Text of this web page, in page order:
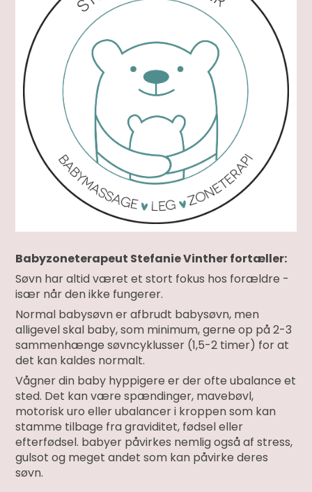
Babyzoneterapeut Stefanie Vinther fortæller:
Søvn har altid været et stort fokus hos forældre -
især når den ikke fungerer.
Normal babysøvn er afbrudt babysøvn, men
alligevel skal baby, som minimum, gerne op på 2-3
sammenhænge søvncyklusser (1,5-2 timer) for at
det kan kaldes normalt.
Vågner din baby hyppigere er der ofte ubalance et
sted. Det kan være spændinger, mavebøvl,
motorisk uro eller ubalancer i kroppen som kan
stamme tilbage fra graviditet, fødsel eller
efterfødsel. babyer påvirkes nemlig også af stress,
gulsot og meget andet som kan påvirke deres
søvn.